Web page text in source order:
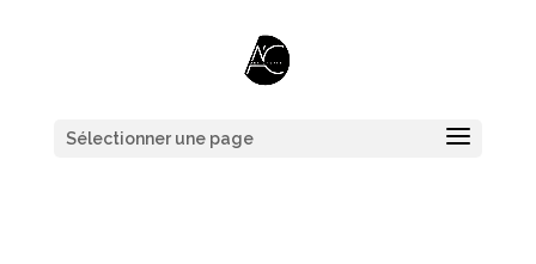
Sélectionner une page